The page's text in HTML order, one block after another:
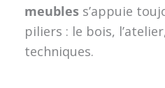
meubless’appuie
piliers : le bois,
techniques.